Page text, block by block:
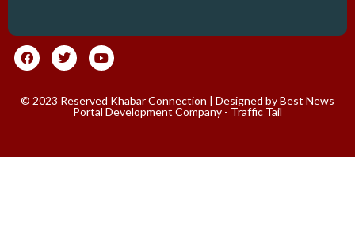
© 2023 Reserved Khabar Connection | Designed byBest News
Portal Development Company - Traffic Tail